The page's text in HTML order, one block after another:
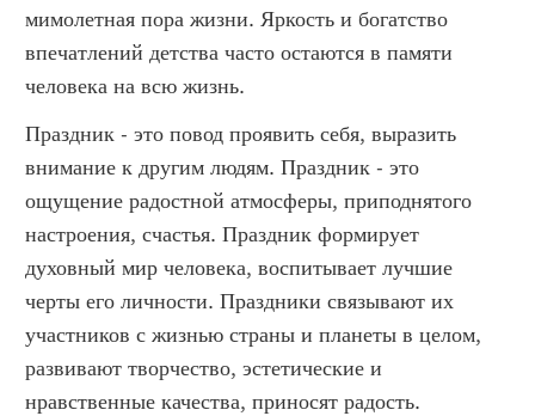
мимолетная пора жизни. Яркость и богатство
впечатлений детства часто остаются в памяти
человека на всю жизнь.
Праздник - это повод проявить себя, выразить
внимание к другим людям. Праздник - это
ощущение радостной атмосферы, приподнятого
настроения, счастья. Праздник формирует
духовный мир человека, воспитывает лучшие
черты его личности. Праздники связывают их
участников с жизнью страны и планеты в целом,
развивают творчество, эстетические и
нравственные качества, приносят радость.